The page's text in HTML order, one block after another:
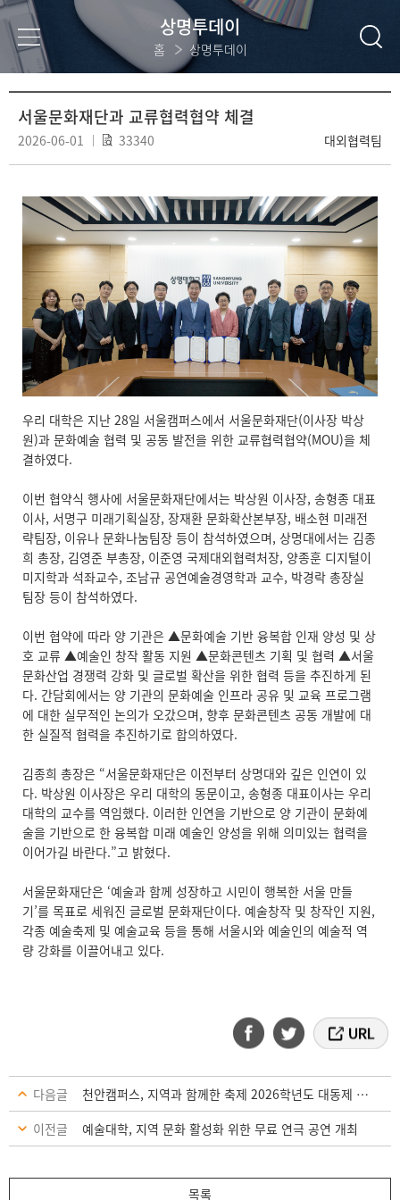
상명투데이
홈 상명투데이
서울문화재단과 교류협력협약 체결
2026-06-01 33340 대외협력팀
우리 대학은 지난 28일 서울캠퍼스에서 서울문화재단(이사장 박상
원)과 문화예술 협력 및 공동 발전을 위한 교류협력협약(MOU)을 체
결하였다.
이번 협약식 행사에 서울문화재단에서는 박상원 이사장, 송형종 대표
이사, 서명구 미래기획실장, 장재환 문화확산본부장, 배소현 미래전
략팀장, 이유나 문화나눔팀장 등이 참석하였으며, 상명대에서는 김종
희 총장, 김영준 부총장, 이준영 국제대외협력처장, 양종훈 디지털이
미지학과 석좌교수, 조남규 공연예술경영학과 교수, 박경락 총장실
팀장 등이 참석하였다.
이번 협약에 따라 양 기관은 ▲문화예술 기반 융복합 인재 양성 및 상
호 교류 ▲예술인 창작 활동 지원 ▲문화콘텐츠 기획 및 협력 ▲서울
문화산업 경쟁력 강화 및 글로벌 확산을 위한 협력 등을 추진하게 된
다. 간담회에서는 양 기관의 문화예술 인프라 공유 및 교육 프로그램
에 대한 실무적인 논의가 오갔으며, 향후 문화콘텐츠 공동 개발에 대
한 실질적 협력을 추진하기로 합의하였다.
김종희 총장은 “서울문화재단은 이전부터 상명대와 깊은 인연이 있
다. 박상원 이사장은 우리 대학의 동문이고, 송형종 대표이사는 우리
대학의 교수를 역임했다. 이러한 인연을 기반으로 양 기관이 문화예
술을 기반으로 한 융복합 미래 예술인 양성을 위해 의미있는 협력을
이어가길 바란다.”고 밝혔다.
서울문화재단은 ‘예술과 함께 성장하고 시민이 행복한 서울 만들
기’를 목표로 세워진 글로벌 문화재단이다. 예술창작 및 창작인 지원,
각종 예술축제 및 예술교육 등을 통해 서울시와 예술인의 예술적 역
량 강화를 이끌어내고 있다.
다음글
천안캠퍼스, 지역과 함께한 축제 2026학년도 대동제 성료
이전글
예술대학, 지역 문화 활성화 위한 무료 연극 공연 개최
목록